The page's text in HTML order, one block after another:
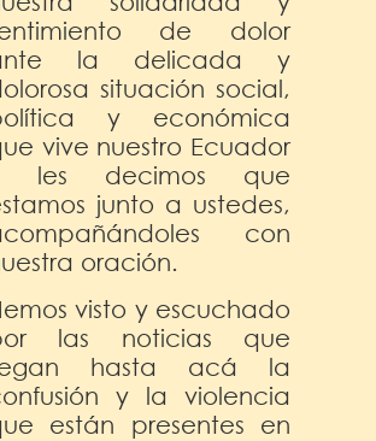
de dolor
la delicada y
situación social,
y económica
vive nuestro Ecuador
les decimos que
junto a ustedes,
con
oración.
visto y escuchado
las noticias que
hasta acá la
y la violencia
están presentes en